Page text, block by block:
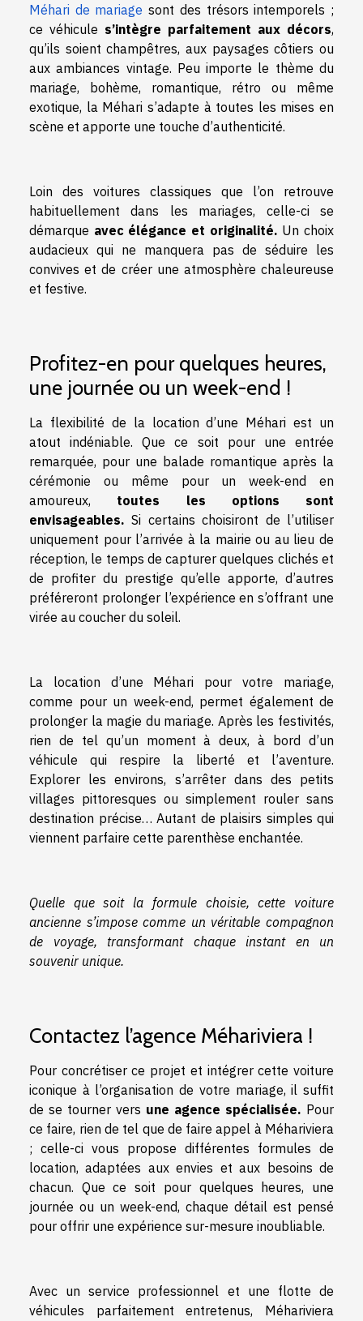
Méhari de mariage sont des trésors intemporels ;
ce véhicule s’intègre parfaitement aux décors,
qu’ils soient champêtres, aux paysages côtiers ou
aux ambiances vintage. Peu importe le thème du
mariage, bohème, romantique, rétro ou même
exotique, la Méhari s’adapte à toutes les mises en
scène et apporte une touche d’authenticité.
Loin des voitures classiques que l’on retrouve
habituellement dans les mariages, celle-ci se
démarque avec élégance et originalité. Un choix
audacieux qui ne manquera pas de séduire les
convives et de créer une atmosphère chaleureuse
et festive.
Profitez-en pour quelques heures,
une journée ou un week-end !
La flexibilité de la location d’une Méhari est un
atout indéniable. Que ce soit pour une entrée
remarquée, pour une balade romantique après la
cérémonie ou même pour un week-end en
amoureux, toutes les options sont
envisageables.Si certains choisiront de l’utiliser
uniquement pour l’arrivée à la mairie ou au lieu de
réception, le temps de capturer quelques clichés et
de profiter du prestige qu’elle apporte, d’autres
préféreront prolonger l’expérience en s’offrant une
virée au coucher du soleil.
La location d’une Méhari pour votre mariage,
comme pour un week-end, permet également de
prolonger la magie du mariage. Après les festivités,
rien de tel qu’un moment à deux, à bord d’un
véhicule qui respire la liberté et l’aventure.
Explorer les environs, s’arrêter dans des petits
villages pittoresques ou simplement rouler sans
destination précise… Autant de plaisirs simples qui
viennent parfaire cette parenthèse enchantée.
Quelle que soit la formule choisie, cette voiture
ancienne s’impose comme un véritable compagnon
de voyage, transformant chaque instant en un
souvenir unique.
Contactez l’agence Méhariviera !
Pour concrétiser ce projet et intégrer cette voiture
iconique à l’organisation de votre mariage, il suffit
de se tourner vers une agence spécialisée. Pour
ce faire, rien de tel que de faire appel à Méhariviera
; celle-ci vous propose différentes formules de
location, adaptées aux envies et aux besoins de
chacun. Que ce soit pour quelques heures, une
journée ou un week-end, chaque détail est pensé
pour offrir une expérience sur-mesure inoubliable.
Avec un service professionnel et une flotte de
véhicules parfaitement entretenus, Méhariviera